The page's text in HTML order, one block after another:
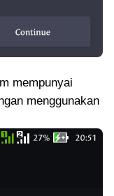
mempunyai
menggunakan